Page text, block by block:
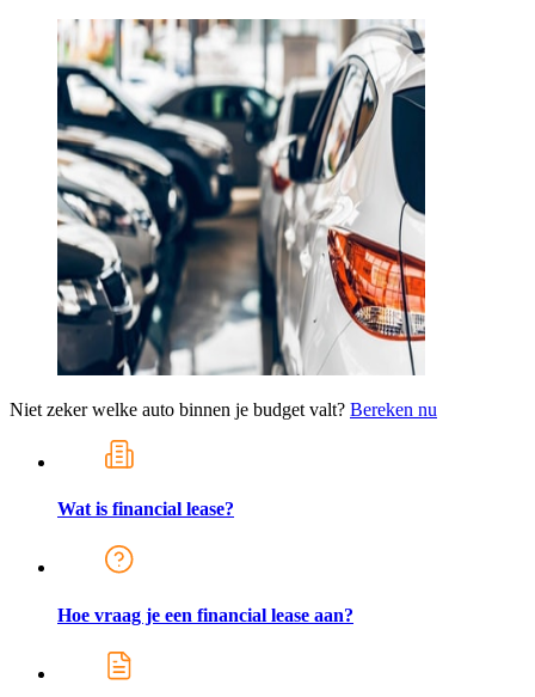
Niet zeker welke auto binnen je budget valt? Bereken nu
Wat is financial lease?
Hoe vraag je een financial lease aan?